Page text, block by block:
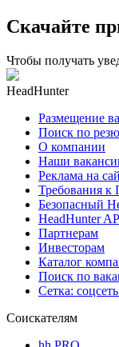
Скачайте
Чтобы получать
HeadHunter
Размещение
Поиск по
О компании
Наши
Реклама на
Требования к
Безопасный
HeadHunter
Партнерам
Инвесторам
Каталог
Поиск по
Сетка:
Соискателям